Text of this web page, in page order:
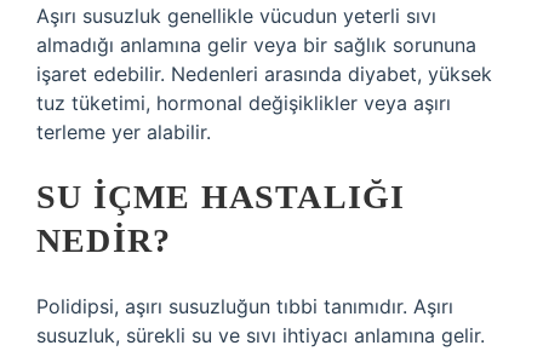
Aşırı susuzluk genellikle vücudun yeterli sıvı
almadığı anlamına gelir veya bir sağlık sorununa
işaret edebilir. Nedenleri arasında diyabet, yüksek
tuz tüketimi, hormonal değişiklikler veya aşırı
terleme yer alabilir.
SU IÇME HASTALIĞI
NEDIR?
Polidipsi, aşırı susuzluğun tıbbi tanımıdır. Aşırı
susuzluk, sürekli su ve sıvı ihtiyacı anlamına gelir.